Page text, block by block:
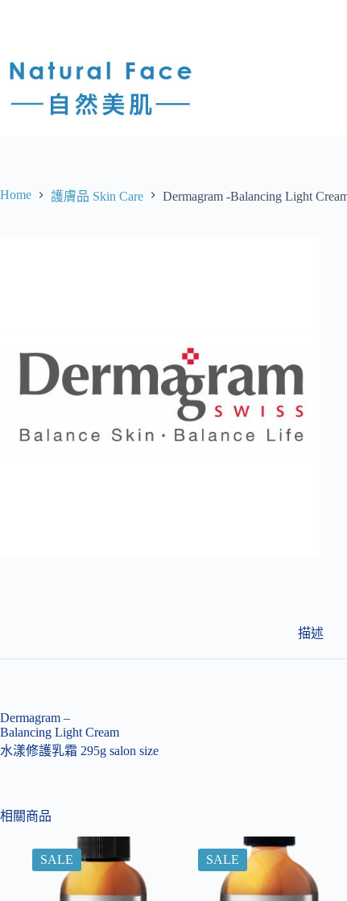
Home 護膚品 Skin Care Dermagram -Balancing Light
描述
Dermagram –
Balancing Light Cream
水漾修護乳霜 295g salon size
相關商品
SALE SALE